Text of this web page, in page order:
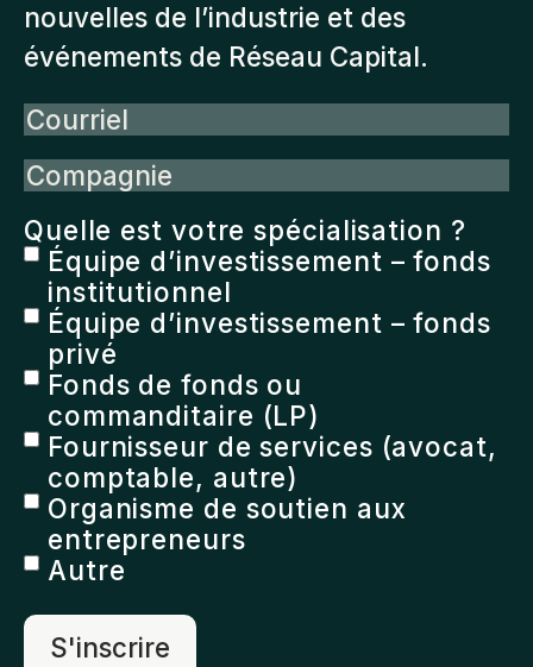
nouvelles de l’industrie et des
événements de Réseau Capital.
Courriel
Compagnie
Quelle est votre spécialisation ?
Équipe d’investissement – fonds
institutionnel
Équipe d’investissement – fonds
privé
Fonds de fonds ou
commanditaire (LP)
Fournisseur de services (avocat,
comptable, autre)
Organisme de soutien aux
entrepreneurs
Autre